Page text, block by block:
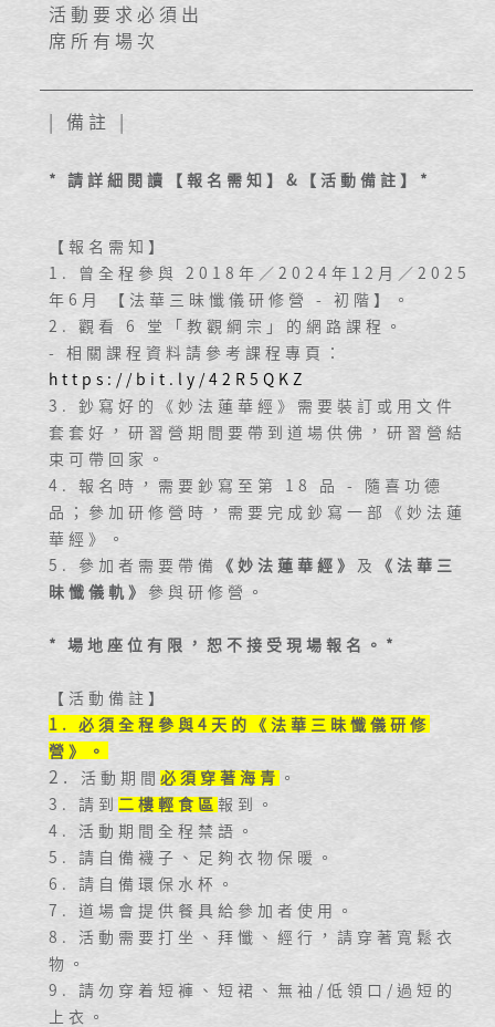
活動要求必須出
席所有場次
| 備註 |
* 請詳細閱讀【報名需知】&【活動備註】*
【報名需知】
1. 曾全程參與 2018年／2024年12月／2025
年6月 【法華三昧懺儀研修營 - 初階】。
2. 觀看 6 堂「教觀綱宗」的網路課程。
- 相關課程資料請參考課程專頁：
https://bit.ly/42R5QKZ
3. 鈔寫好的《妙法蓮華經》需要裝訂或用文件
套套好，研習營期間要帶到道場供佛，研習營結
束可帶回家。
4. 報名時，需要鈔寫至第 18 品 - 隨喜功德
品；參加研修營時，需要完成鈔寫一部《妙法蓮
華經》。
5. 參加者需要帶備
《妙法蓮華經》 及
《法華三
昧懺儀軌》 參與研修營。
* 場地座位有限，恕不接受現場報名。 *
【活動備註】
1. 必須全程參與4天的
《法華三昧懺儀研修
營》
。
2. 活動期間必須穿著海青
。
3. 請到 二樓輕食區報到。
4. 活動期間全程禁語。
5. 請自備襪子、足夠衣物保暖。
6. 請自備環保水杯。
7. 道場會提供餐具給參加者使用。
8. 活動需要打坐、拜懺、經行，請穿著寬鬆衣
物。
9. 請勿穿着短褲、短裙、無袖/低領口/過短的
上衣。